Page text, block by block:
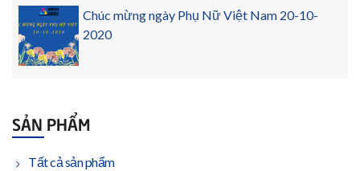
Chúc mừng ngày Phụ Nữ Việt Nam 20-10-
2020
SẢN PHẨM
Tất cả sản phẩm